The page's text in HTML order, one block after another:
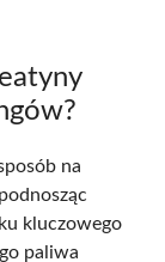
na
kluczowego
paliwa